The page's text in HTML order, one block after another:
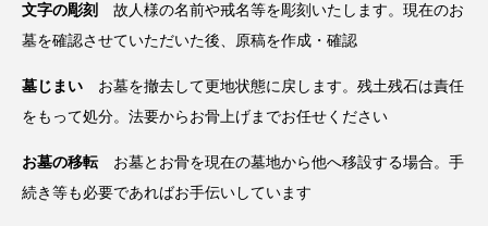
文字の彫刻
故人様の名前や戒名等を彫刻いたします。現在のお
墓を確認させていただいた後、原稿を作成・確認
墓じまい お墓を撤去して更地状態に戻します。残土残石は責任
をもって処分。法要からお骨上げまでお任せください
お墓の移転お墓とお骨を現在の墓地から他へ移設する場合。手
続き等も必要であればお手伝いしています